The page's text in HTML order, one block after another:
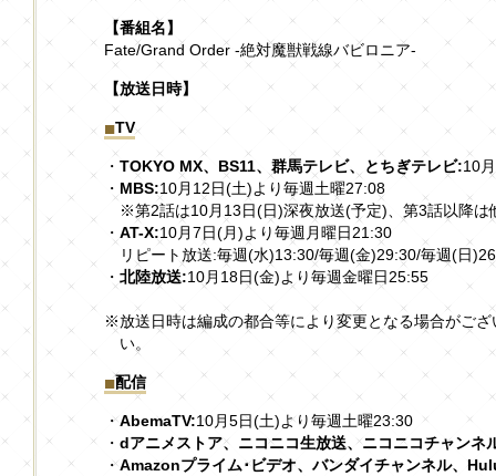
【番組名】
Fate/Grand Order -絶対魔獣戦線バビロニア-
【放送日時】
TV
・ TOKYO MX、BS11、群馬テレビ、とちぎテレビ:10
・ MBS:10月12日(土)より毎週土曜27:08
※第2話は10月13日(日)深夜放送(予定)、第3話以降は
・ AT-X:10月7日(月)より毎週月曜日21:30
リピート放送:毎週(水)13:30/毎週(金)29:30/毎週(日
・ 北陸放送:10月18日(金)より毎週金曜日25:55
※放送日時は編成の都合等により変更となる場合がご
い。
配信
・AbemaTV:10月5日(土)より毎週土曜23:30
・ dアニメストア、ニコニコ生放送、ニコニコチャンネ
・Amazonプライム･ビデオ、バンダイチャンネル、